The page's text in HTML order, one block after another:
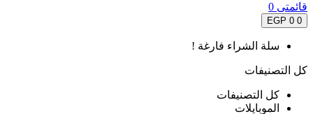
قائمتى 0
0
0 EGP
سلة الشراء فارغة !
كل التصنيفات
كل التصنيفات
الموبايلات